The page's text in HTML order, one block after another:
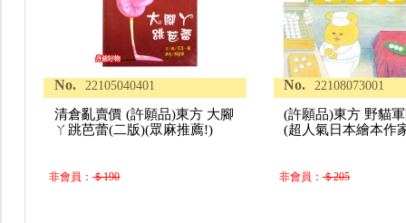
No. 22105040401
清倉亂賣價 (許願品)東方 大腳
ㄚ跳芭蕾(二版)(眾麻推薦!)
非會員：＄190
No. 22108073001
(許願品)東方 野貓
(超人氣日本繪本作
非會員： ＄205